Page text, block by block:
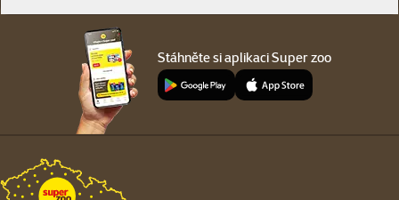
Stáhněte si aplikaci Super zoo